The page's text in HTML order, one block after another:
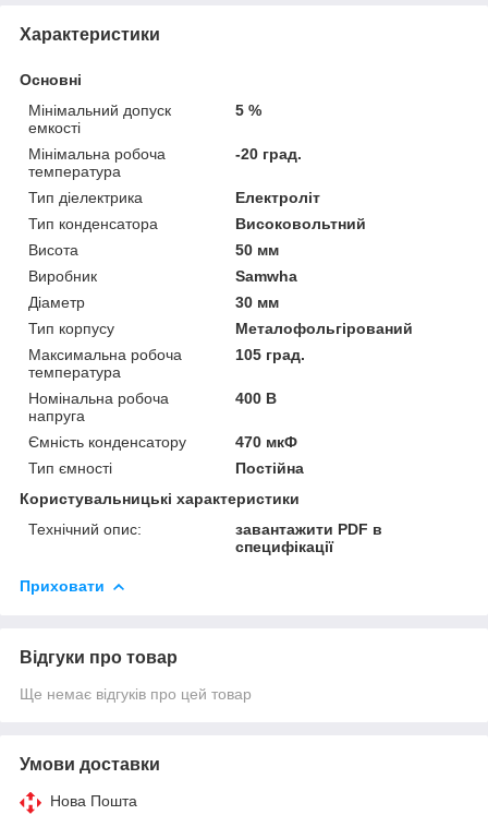
Характеристики
Основні
Мінімальний допуск
емкості
5 %
Мінімальна робоча
температура
-20 град.
Тип діелектрика
Електроліт
Тип конденсатора
Високовольтний
Висота
50 мм
Виробник
Samwha
Діаметр
30 мм
Тип корпусу
Металофольгірований
Максимальна робоча
температура
105 град.
Номінальна робоча
напруга
400 В
Ємність конденсатору
470 мкФ
Тип ємності
Постійна
Користувальницькі характеристики
Технічний опис:
завантажити PDF в
специфікації
Приховати
Відгуки про товар
Ще немає відгуків про цей товар
Умови доставки
Нова Пошта